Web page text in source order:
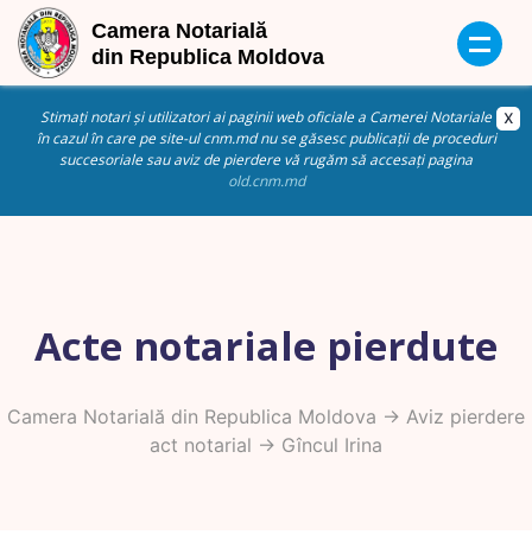
Stimați notari și utilizatori ai paginii web oficiale a Camerei Notariale
în cazul în care pe site-ul cnm.md nu se găsesc publicații de proceduri
succesoriale sau aviz de pierdere vă rugăm să accesați pagina
old.cnm.md
Acte notariale pierdute
Camera Notarială din Republica Moldova -> Aviz pierdere
act notarial -> Gîncul Irina